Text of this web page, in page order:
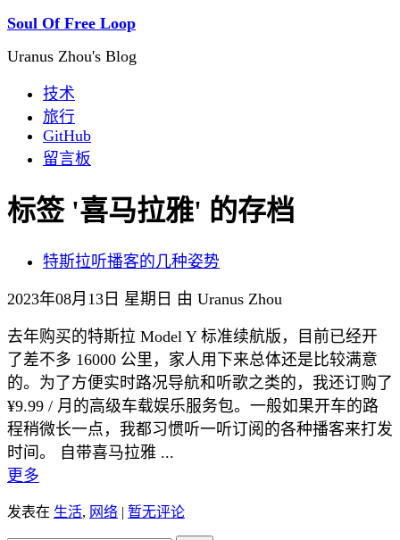
Soul Of Free Loop
Uranus Zhou's Blog
技术
旅行
GitHub
留言板
标签 '喜马拉雅' 的存档
特斯拉听播客的几种姿势
2023年08月13日 星期日 由 Uranus Zhou
去年购买的特斯拉 Model Y 标准续航版，目前已经开
了差不多 16000 公里，家人用下来总体还是比较满意
的。为了方便实时路况导航和听歌之类的，我还订购了
¥9.99 / 月的高级车载娱乐服务包。一般如果开车的路
程稍微长一点，我都习惯听一听订阅的各种播客来打发
时间。 自带喜马拉雅 ...
更多
发表在 生活, 网络 | 暂无评论